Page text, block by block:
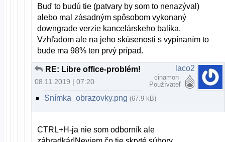
Buď to budú tie (patvary by som to nenazýval)
alebo mal zásadným spôsobom vykonaný
downgrade verzie kancelárskeho balíka.
Vzhľadom ale na jeho skúsenosti s vypínaním to
bude ma 98% ten prvý prípad.
RE: Libre office-problém!
08.11.2019 | 07:20
laco2
cinamon
Používateľ
Snímka_obrazovky.png (67.9 kB)
CTRL+H-ja nie som odborník ale